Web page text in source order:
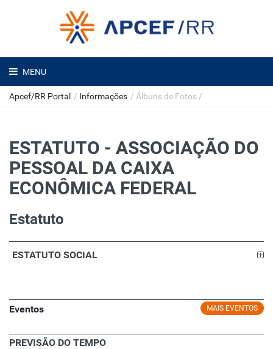
MENU
Apcef/RR Portal / Informações / Álbuns de Fotos /
ESTATUTO - ASSOCIAÇÃO DO
PESSOAL DA CAIXA
ECONÔMICA FEDERAL
Estatuto
ESTATUTO SOCIAL
MAIS EVENTOS
Eventos
PREVISÃO DO TEMPO